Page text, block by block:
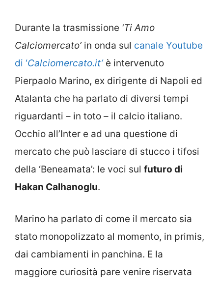
Durante la trasmissione ‘Ti Amo
Calciomercato’in onda sul canale Youtube
di ‘Calciomercato.it’è intervenuto
Pierpaolo Marino, ex dirigente di Napoli ed
Atalanta che ha parlato di diversi tempi
riguardanti – in toto – il calcio italiano.
Occhio all’Inter e ad una questione di
mercato che può lasciare di stucco i tifosi
della ‘Beneamata’: le voci sul futuro di
Hakan Calhanoglu.
Marino ha parlato di come il mercato sia
stato monopolizzato al momento, in primis,
dai cambiamenti in panchina. E la
maggiore curiosità pare venire riservata